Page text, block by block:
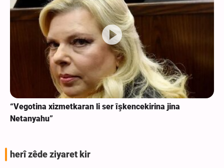
“Vegotina xizmetkaran li ser îşkencekirina jina
Netanyahu”
herî zêde ziyaret kir